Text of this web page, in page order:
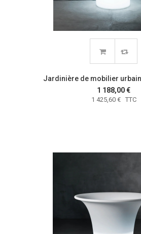
Jardinière de mobilier
1 188,00 €
1 425,60 € TTC